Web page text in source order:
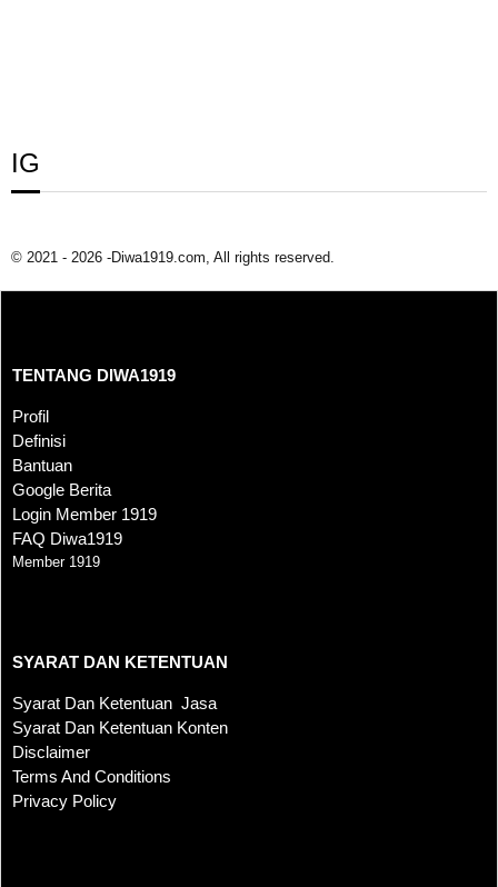
IG
© 2021 - 2026 -Diwa1919.com, All rights reserved.
TENTANG DIWA1919
Profil
Definisi
Bantuan
Google Berita
Login Member 1919
FAQ Diwa1919
Member 1919
SYARAT DAN KETENTUAN
Syarat Dan Ketentuan Jasa
Syarat Dan Ketentuan Konten
Disclaimer
Terms And Conditions
Privacy Policy